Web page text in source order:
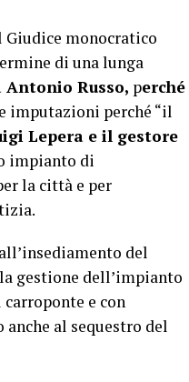
Giudice monocratico
di una lunga
Russo, perché
imputazioni perché “il
Lepera e il gestore
impianto di
la città e per
del
gestione dell’impianto
e con
anche al sequestro del